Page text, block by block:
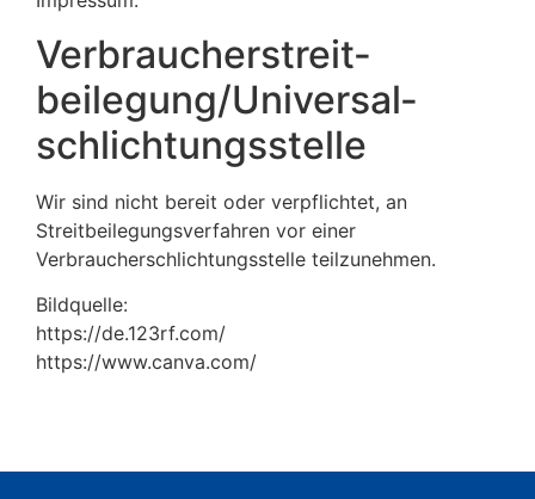
Verbraucher­streit­
beilegung/Universal­
schlichtungs­stelle
Wir sind nicht bereit oder verpflichtet, an
Streitbeilegungsverfahren vor einer
Verbraucherschlichtungsstelle teilzunehmen.
Bildquelle:
https://de.123rf.com/
https://www.canva.com/